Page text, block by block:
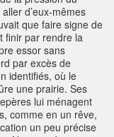
d’eux-mêmes
que faire signe de
finir par rendre la
essor sans
par excès de
identifiés, où le
une prairie. Ses
lui ménagent
comme en un rêve,
un peu précise